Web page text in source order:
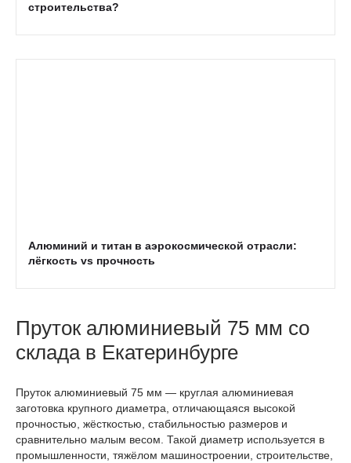
строительства?
Алюминий и титан в аэрокосмической отрасли:
лёгкость vs прочность
Пруток алюминиевый 75 мм со
склада в Екатеринбурге
Пруток алюминиевый 75 мм — круглая алюминиевая
заготовка крупного диаметра, отличающаяся высокой
прочностью, жёсткостью, стабильностью размеров и
сравнительно малым весом. Такой диаметр используется в
промышленности, тяжёлом машиностроении, строительстве,